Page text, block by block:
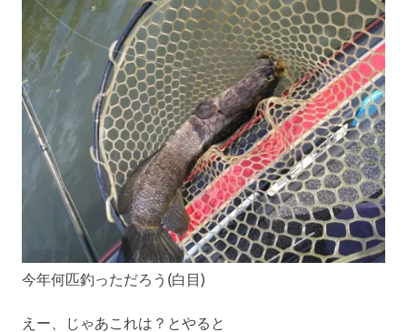
今年何匹釣っただろう(白目)
えー、じゃあこれは？とやると